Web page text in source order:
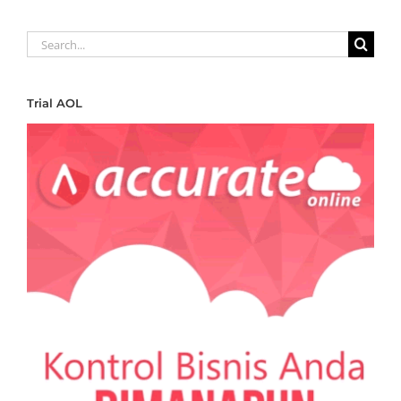
Search
for:
Trial AOL